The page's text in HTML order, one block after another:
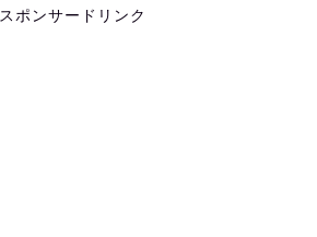
スポンサードリンク